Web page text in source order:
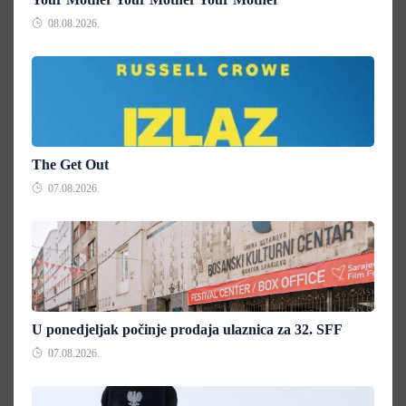
08.08.2026.
The Get Out
07.08.2026.
U ponedjeljak počinje prodaja ulaznica za 32. SFF
07.08.2026.